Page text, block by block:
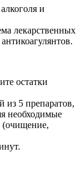
и
лекарственных
остатки
из 5 препаратов,
необходимые
(очищение,